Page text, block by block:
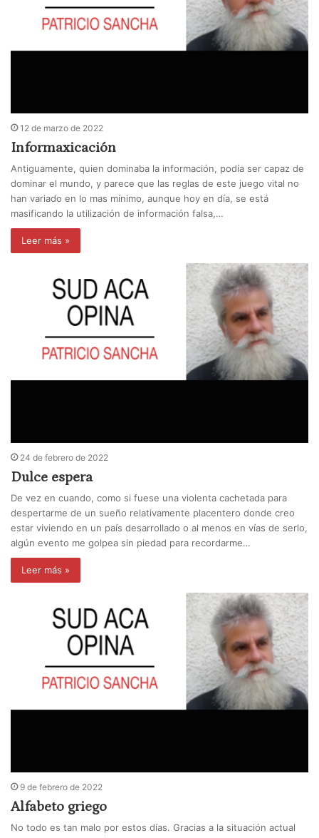
12 de marzo de 2022
Informaxicación
Antiguamente, quien dominaba la información, podía ser capaz de
dominar el mundo, y parece que las reglas de este juego vital no
han variado en lo mas mínimo, aunque hoy en día, se está
masificando la utilización de información falsa,…
Leer más »
24 de febrero de 2022
Dulce espera
De vez en cuando, como si fuese una violenta cachetada para
despertarme de un sueño relativamente placentero donde creo
estar viviendo en un país desarrollado o al menos en vías de serlo,
algún evento me golpea sin piedad para recordarme…
Leer más »
9 de febrero de 2022
Alfabeto griego
No todo es tan malo por estos días. Gracias a la situación actual